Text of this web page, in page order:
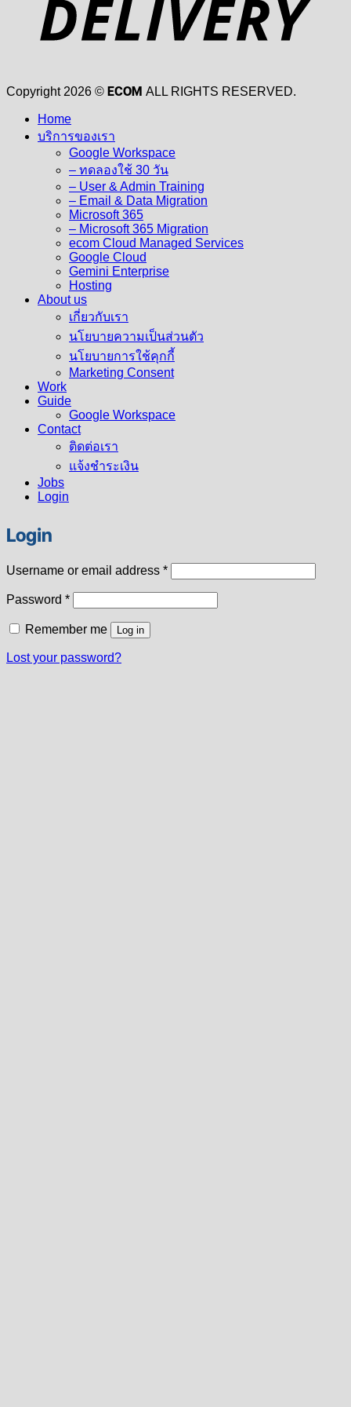
Copyright 2026 © ECOM ALL RIGHTS RESERVED.
Home
บริการของเรา
Google Workspace
– ทดลองใช้ 30 วัน
– User & Admin Training
– Email & Data Migration
Microsoft 365
– Microsoft 365 Migration
ecom Cloud Managed Services
Google Cloud
Gemini Enterprise
Hosting
About us
เกี่ยวกับเรา
นโยบายความเป็นส่วนตัว
นโยบายการใช้คุกกี้
Marketing Consent
Work
Guide
Google Workspace
Contact
ติดต่อเรา
แจ้งชำระเงิน
Jobs
Login
Login
Username or email address *Required
Password *Required
Remember me Log in
Lost your password?